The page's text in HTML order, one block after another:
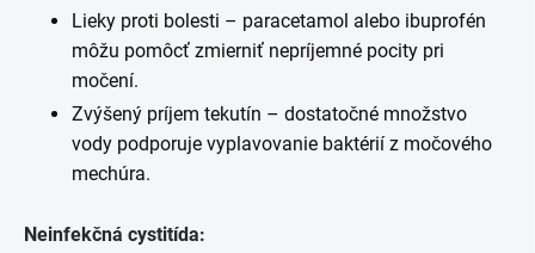
Lieky proti bolesti – paracetamol alebo ibuprofén
môžu pomôcť zmierniť nepríjemné pocity pri
močení.
Zvýšený príjem tekutín – dostatočné množstvo
vody podporuje vyplavovanie baktérií z močového
mechúra.
Neinfekčná cystitída: